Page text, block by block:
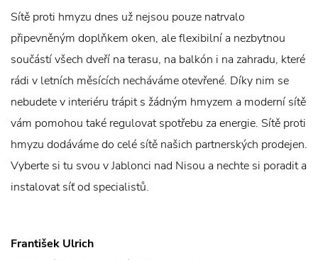
Sítě proti hmyzu dnes už nejsou pouze natrvalo
připevněným doplňkem oken, ale flexibilní a nezbytnou
součástí všech dveří na terasu, na balkón i na zahradu, které
rádi v letních měsících necháváme otevřené. Díky nim se
nebudete v interiéru trápit s žádným hmyzem a moderní sítě
vám pomohou také regulovat spotřebu za energie. Sítě proti
hmyzu dodáváme do celé sítě našich partnerských prodejen.
Vyberte si tu svou v Jablonci nad Nisou a nechte si poradit a
instalovat síť od specialistů.
František Ulrich